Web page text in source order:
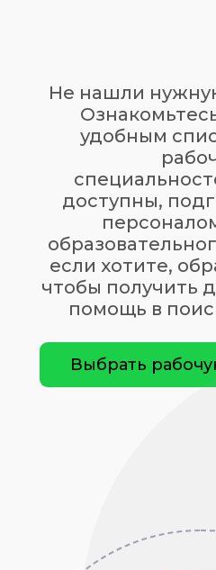
Не нашли
удобным
доступны,
если хотите,
чтобы получить
помощь в
Выбрать